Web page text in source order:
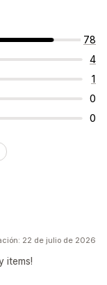
78
4
1
0
0
22 de julio de 2026
items!